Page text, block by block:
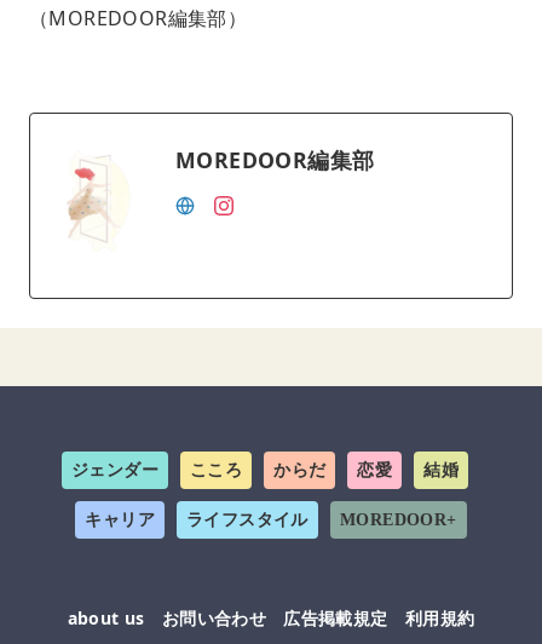
（MOREDOOR編集部）
MOREDOOR編集部
ジェンダー こころ からだ 恋愛 結婚
キャリア ライフスタイル MOREDOOR+
about us お問い合わせ 広告掲載規定 利用規約